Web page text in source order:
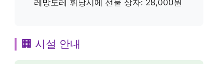
레망도레 마들렌 선물 상자